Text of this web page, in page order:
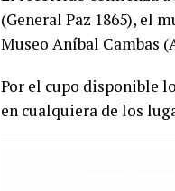
(General Paz 1865), el
Museo Aníbal Cambas
Por el cupo disponible
en cualquiera de los